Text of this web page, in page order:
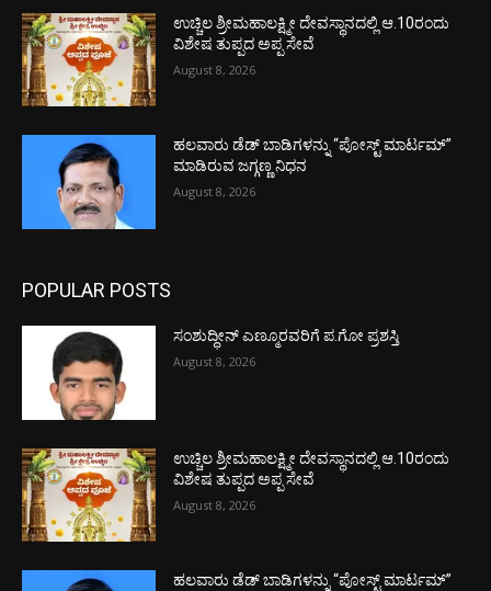
ಉಚ್ಚಿಲ ಶ್ರೀಮಹಾಲಕ್ಷ್ಮೀ ದೇವಸ್ಥಾನದಲ್ಲಿ ಆ.10ರಂದು
ವಿಶೇಷ ತುಪ್ಪದ ಅಪ್ಪ ಸೇವೆ
August 8, 2026
ಹಲವಾರು ಡೆಡ್ ಬಾಡಿಗಳನ್ನು “ಪೋಸ್ಟ್ ಮಾರ್ಟಮ್”
ಮಾಡಿರುವ ಜಗ್ಗಣ್ಣ ನಿಧನ
August 8, 2026
POPULAR POSTS
ಸಂಶುದ್ಧೀನ್ ಎಣ್ಮೂರವರಿಗೆ ಪ.ಗೋ ಪ್ರಶಸ್ತಿ
August 8, 2026
ಉಚ್ಚಿಲ ಶ್ರೀಮಹಾಲಕ್ಷ್ಮೀ ದೇವಸ್ಥಾನದಲ್ಲಿ ಆ.10ರಂದು
ವಿಶೇಷ ತುಪ್ಪದ ಅಪ್ಪ ಸೇವೆ
August 8, 2026
ಹಲವಾರು ಡೆಡ್ ಬಾಡಿಗಳನ್ನು “ಪೋಸ್ಟ್ ಮಾರ್ಟಮ್”